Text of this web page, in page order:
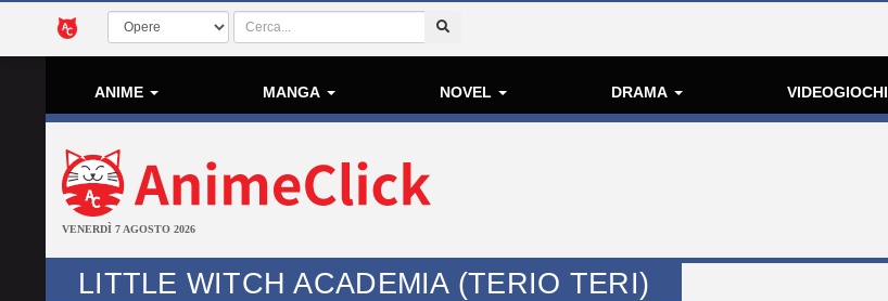
ANIME MANGA NOVEL DRAMA VIDEOGIOCHI
VENERDÌ 7 AGOSTO 2026
LITTLE WITCH ACADEMIA (TERIO TERI)